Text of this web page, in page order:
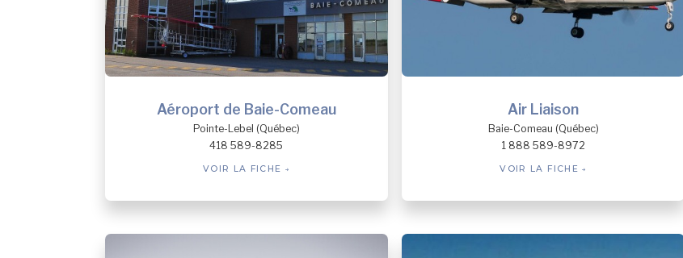
Aéroport de Baie-Comeau
Pointe-Lebel (Québec)
418 589-8285
VOIR LA FICHE
Air Liaison
Baie-Comeau (Québec)
1 888 589-8972
VOIR LA FICHE